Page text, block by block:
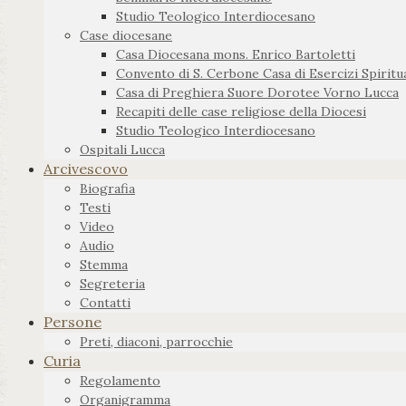
Studio Teologico Interdiocesano
Case diocesane
Casa Diocesana mons. Enrico Bartoletti
Convento di S. Cerbone Casa di Esercizi
Casa di Preghiera Suore Dorotee Vorno Lucca
Recapiti delle case religiose della Diocesi
Studio Teologico Interdiocesano
Ospitali Lucca
Arcivescovo
Biografia
Testi
Video
Audio
Stemma
Segreteria
Contatti
Persone
Preti, diaconi, parrocchie
Curia
Regolamento
Organigramma